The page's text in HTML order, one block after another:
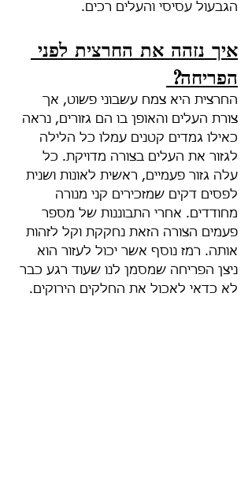
הגבעול עסיסי והעלים רכים.
איך נזהה את החרצית לפני
הפריחה?
החרצית היא צמח עשבוני פשוט, אך
צורת העלים והאופן בו הם גזורים, נראה
כאילו גמדים קטנים עמלו כל הלילה
לגזור את העלים בצורה מדויקת. כל
עלה גזור פעמיים, ראשית לאונות ושנית
לפסים דקים שמזכירים קני מנורה
מחודדים. אחרי התבוננות של מספר
פעמים הצורה הזאת נחקקת וקל לזהות
אותה. רמז נוסף אשר יכול לעזור הוא
ניצן הפריחה שמסמן לנו שעוד רגע כבר
לא כדאי לאכול את החלקים הירוקים.